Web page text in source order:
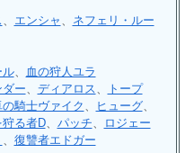
、 エンシャ 、 ネフェリ・ルー
ル、 血の狩人ユラ
ー、 ディアロス、
トープ
の騎士ヴァイク 、 ヒューグ、
狩る者D、 パッチ、
ロジェー
、 復讐者エドガー